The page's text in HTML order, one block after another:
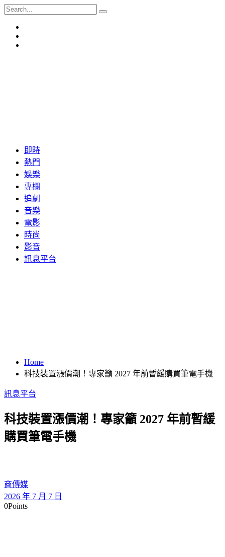
即時
熱門
娛樂
專欄
追劇
音樂
電影
時尚
影音
訊息平台
Home
科技裝置漲價潮！專家籲 2027 年前暫緩購買筆電手機
訊息平台
科技裝置漲價潮！專家籲 2027 年前暫緩
購買筆電手機
商傳媒
2026 年 7 月 7 日
0Points